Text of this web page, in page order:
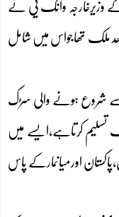
وزیرخارجہ وانگ یی نے
ملک تھاجواس میں شامل
شروع ہونے والی سڑک
تسلیم کرتاہے،ایسے میں
اورمیانمارکے پاس